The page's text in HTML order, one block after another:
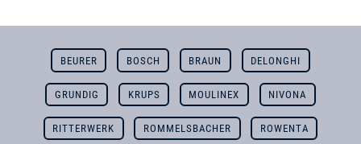
BEURER BOSCH BRAUN DELONGHI
GRUNDIG KRUPS MOULINEX NIVONA
RITTERWERK ROMMELSBACHER ROWENTA